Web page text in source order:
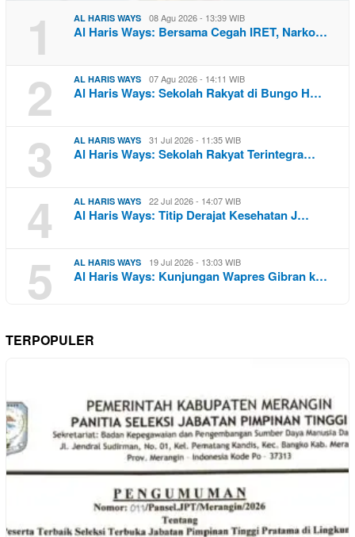
1 AL HARIS WAYS 08 Agu 2026 - 13:39 WIB
Al Haris Ways: Bersama Cegah IRET, Narko…
2 AL HARIS WAYS 07 Agu 2026 - 14:11 WIB
Al Haris Ways: Sekolah Rakyat di Bungo H…
3 AL HARIS WAYS 31 Jul 2026 - 11:35 WIB
Al Haris Ways: Sekolah Rakyat Terintegra…
4 AL HARIS WAYS 22 Jul 2026 - 14:07 WIB
Al Haris Ways: Titip Derajat Kesehatan J…
5 AL HARIS WAYS 19 Jul 2026 - 13:03 WIB
Al Haris Ways: Kunjungan Wapres Gibran k…
TERPOPULER